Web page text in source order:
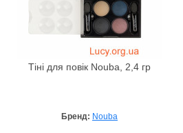
Тіні для повік Nouba, 2,4 гр
Бренд: Nouba